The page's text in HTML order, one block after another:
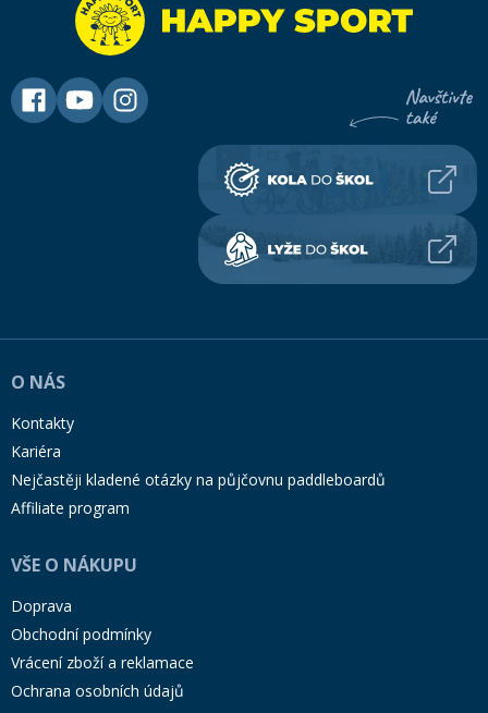
O NÁS
Kontakty
Kariéra
Nejčastěji kladené otázky na půjčovnu paddleboardů
Affiliate program
VŠE O NÁKUPU
Doprava
Obchodní podmínky
Vrácení zboží a reklamace
Ochrana osobních údajů